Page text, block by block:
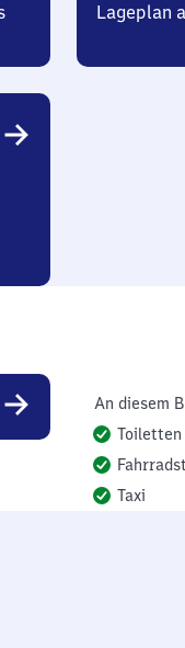
Lageplan
An diesem
Toiletten
Taxi